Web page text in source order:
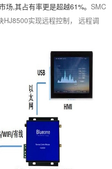
,其占有率更是超越61%。 SMC
HJ8500实现远程控制， 远程调